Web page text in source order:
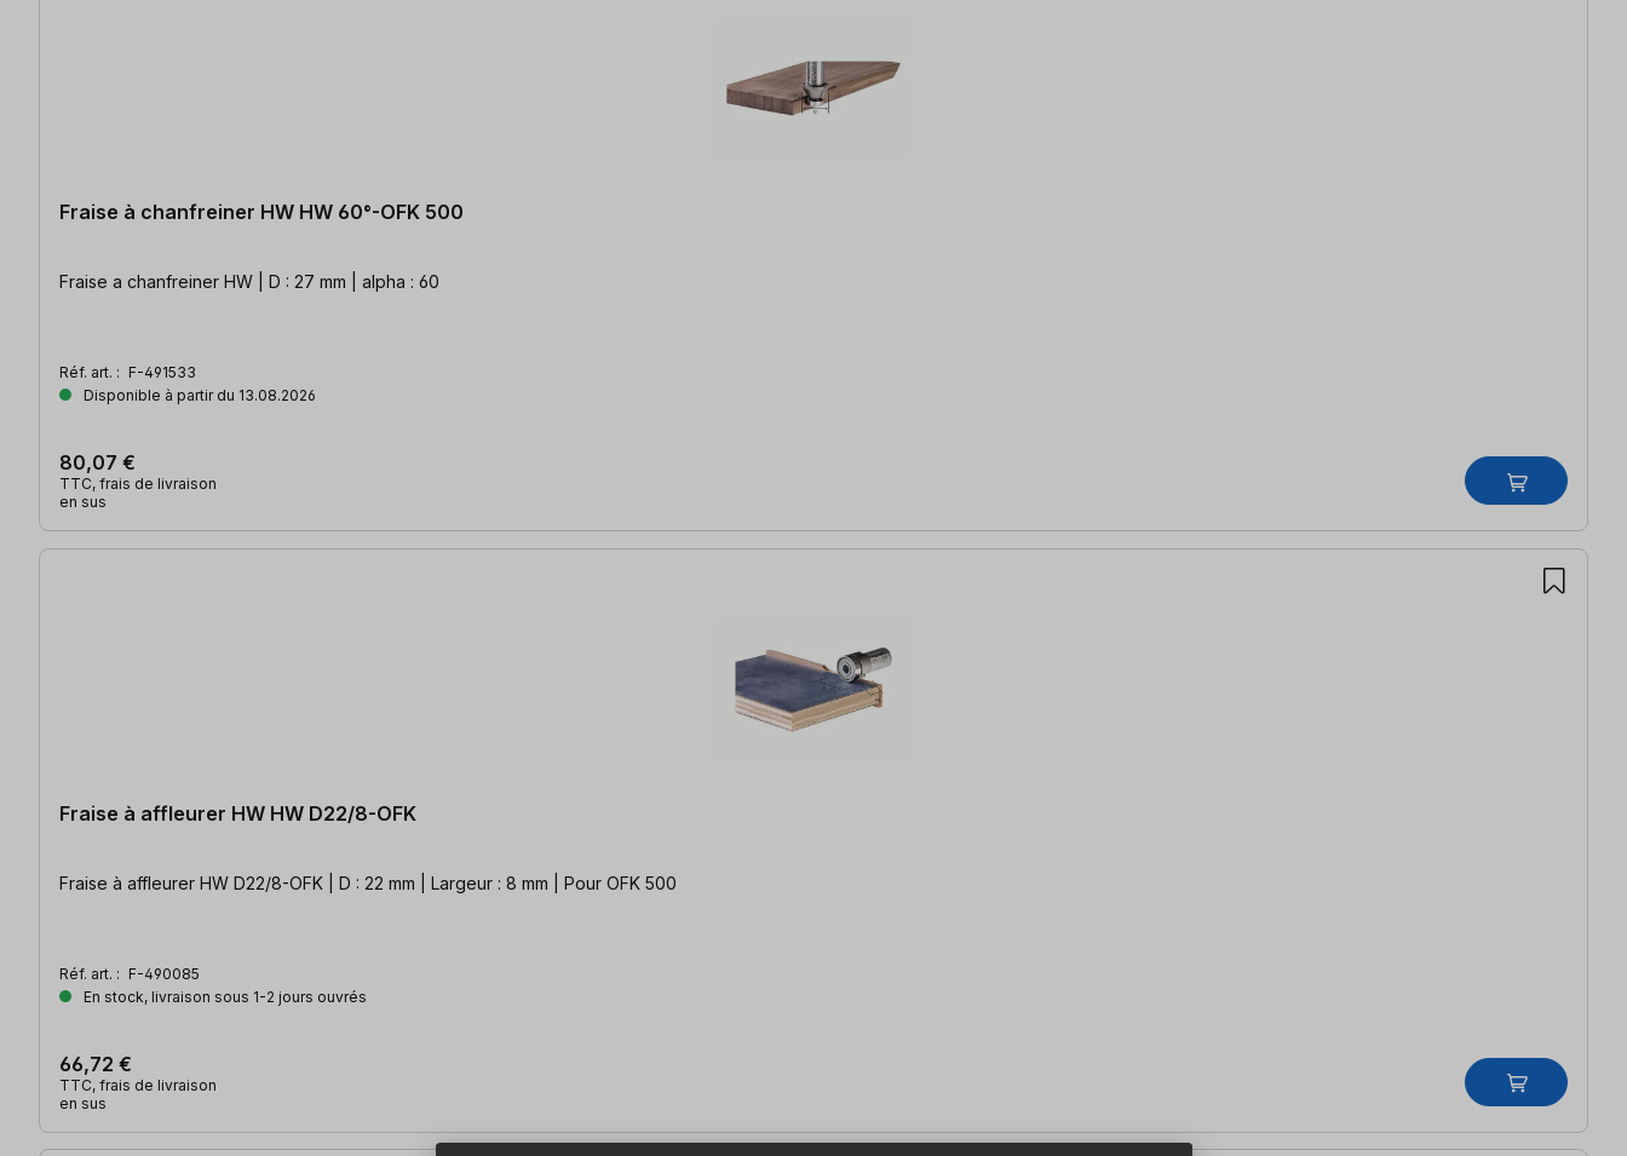
Fraise à chanfreiner HW HW 60°-OFK 500
Fraise a chanfreiner HW | D : 27 mm | alpha : 60
Réf. art. : F-491533
Disponible à partir du 13.08.2026
80,07 €
TTC, frais de livraison
en sus
Fraise à affleurer HW HW D22/8-OFK
Fraise à affleurer HW D22/8-OFK | D : 22 mm | Largeur : 8 mm | Pour OFK 500
Réf. art. : F-490085
En stock, livraison sous 1-2 jours ouvrés
66,72 €
TTC, frais de livraison
en sus